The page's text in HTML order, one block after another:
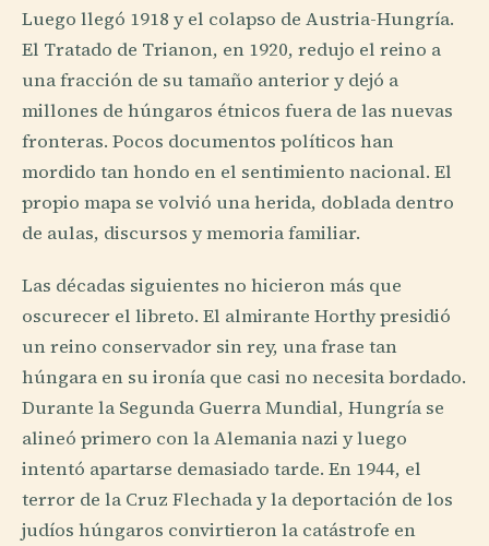
Luego llegó 1918 y el colapso de Austria-Hungría.
El Tratado de Trianon, en 1920, redujo el reino a
una fracción de su tamaño anterior y dejó a
millones de húngaros étnicos fuera de las nuevas
fronteras. Pocos documentos políticos han
mordido tan hondo en el sentimiento nacional. El
propio mapa se volvió una herida, doblada dentro
de aulas, discursos y memoria familiar.
Las décadas siguientes no hicieron más que
oscurecer el libreto. El almirante Horthy presidió
un reino conservador sin rey, una frase tan
húngara en su ironía que casi no necesita bordado.
Durante la Segunda Guerra Mundial, Hungría se
alineó primero con la Alemania nazi y luego
intentó apartarse demasiado tarde. En 1944, el
terror de la Cruz Flechada y la deportación de los
judíos húngaros convirtieron la catástrofe en